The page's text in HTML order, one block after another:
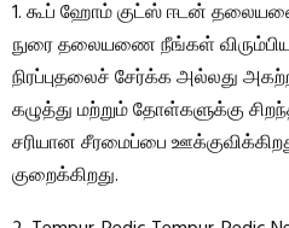
1. கூப் ஹோம் குட்ஸ் ஈடன்
நுரை தலையணை நீங்கள் விரும்பிய
நிரப்புதலைச் சேர்க்க அல்லது
கழுத்து மற்றும் தோள்களுக்கு
சரியான சீரமைப்பை
குறைக்கிறது.